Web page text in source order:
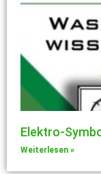
Elektro-
Weiterlesen »